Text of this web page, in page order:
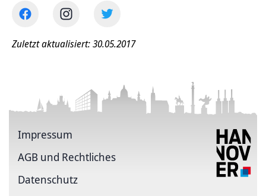
Zuletzt aktualisiert: 30.05.2017
Impressum
AGB und Rechtliches
Datenschutz